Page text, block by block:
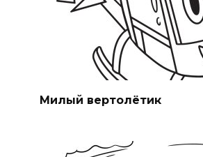
Милый вертолётик